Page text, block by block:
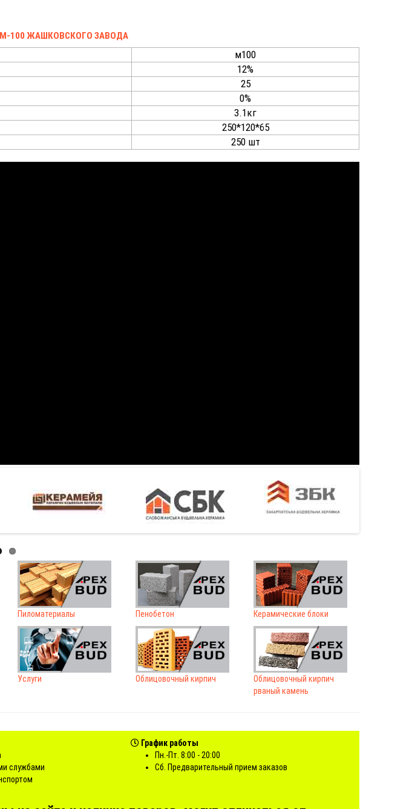
100 ЖАШКОВСКОГО ЗАВОДА
м100
12%
25
0%
3.1кг
250*120*65
250 шт
Пиломатериалы Пенобетон Керамические блоки
Услуги Облицовочный кирпич
Облицовочный кирпич
рваный камень
службами
График работы
Пн.-Пт. 8:00 - 20:00
Сб. Предварительный прием заказов